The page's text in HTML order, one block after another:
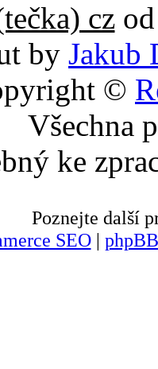
czod
by Jakub
©
Všechna
ke
Poznejte další
SEO|